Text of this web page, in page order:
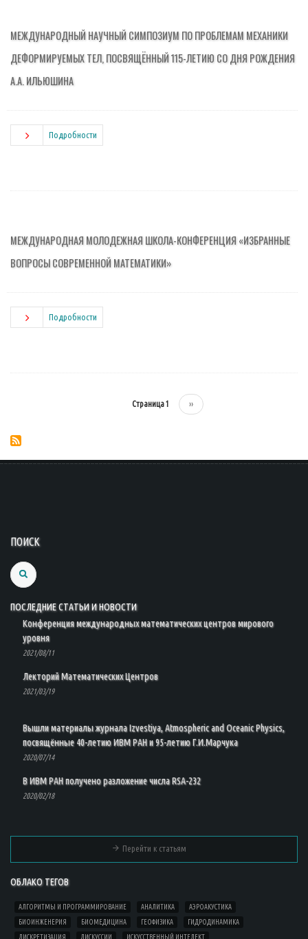
МЕЖДУНАРОДНЫЙ НАУЧНЫЙ СИМПОЗИУМ ПО ПРОБЛЕМАМ МЕХАНИКИ
ДЕФОРМИРУЕМЫХ ТЕЛ, ПОСВЯЩЁННЫЙ 115-ЛЕТИЮ СО ДНЯ РОЖДЕНИЯ
А.А. ИЛЬЮШИНА
Подробности
МЕЖДУНАРОДНАЯ МОЛОДЕЖНАЯ ШКОЛА-КОНФЕРЕНЦИЯ «ИЗБРАННЫЕ
ВОПРОСЫ СОВРЕМЕННОЙ МАТЕМАТИКИ»
Подробности
Страница 1
Следующая
страница
››
ПОИСК
Search
ПОСЛЕДНИЕ СТАТЬИ И НОВОСТИ
Конференция международных математических центров мирового
уровня
2021/08/11
Лекторий Математических Центров
2021/03/19
Вышли материалы журнала Izvestiya, Atmospheric and Oceanic Physics,
посвящённые 40-летию ИВМ РАН и 95-летию Г.И.Марчука
2020/07/14
В ИВМ РАН получено разложение числа RSA-232
2020/02/18
Перейти к статьям
ОБЛАКО ТЕГОВ
АЛГОРИТМЫ И ПРОГРАММИРОВАНИЕ АНАЛИТИКА
АЭРОАКУСТИКА
БИОИНЖЕНЕРИЯ
БИОМЕДИЦИНА ГЕОФИЗИКА
ГИДРОДИНАМИКА
ДИСКРЕТИЗАЦИЯ
ДИСКУССИИ ИСКУССТВЕННЫЙ ИНТЕЛЕКТ